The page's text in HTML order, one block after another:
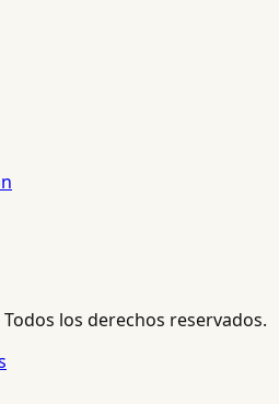
Todos los derechos reservados.